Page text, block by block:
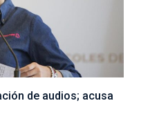
de audios; acusa